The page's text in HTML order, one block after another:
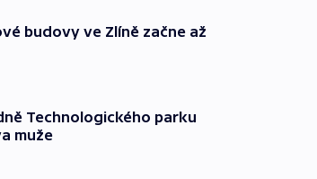
budovy ve Zlíně začne až
Technologického parku
muže